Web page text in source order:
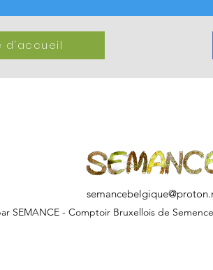
d'accueil
SEMANCE - Comptoir Bruxellois de